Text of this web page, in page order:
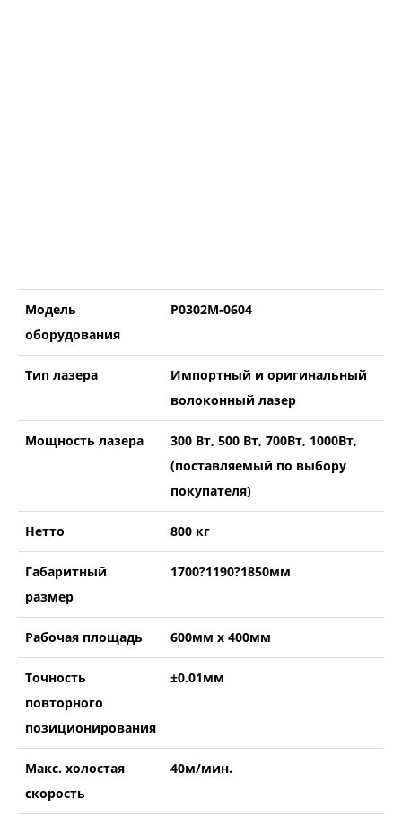
Модель
оборудования
P0302М-0604
Тип лазера
Импортный и оригинальный
волоконный лазер
Мощность лазера
300 Вт, 500 Вт, 700Вт, 1000Вт,
(поставляемый по выбору
покупателя)
Нетто 800 кг
Габаритный
размер
1700?1190?1850мм
Рабочая площадь 600мм x 400мм
Точность
повторного
позиционирования
±0.01мм
Макс. холостая
скорость
40м/мин.